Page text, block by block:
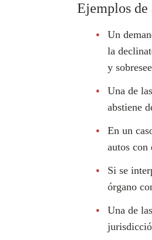
Ejemplos
Un
la
y
Una de
abstiene
En un
autos con
Si se
órgano
Una de